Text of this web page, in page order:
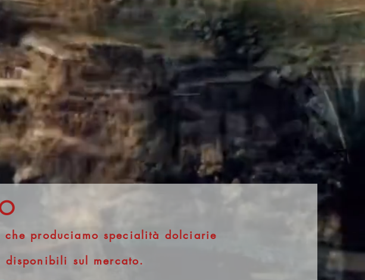
produciamo specialità dolciarie
sul mercato.